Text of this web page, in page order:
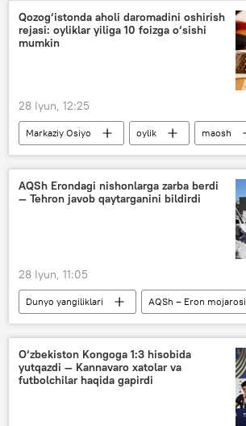
Rossiya Federal xavfsizlik xizmati (FXX)
FXX
Qozog‘istonda aholi daromadini oshirish
rejasi: oyliklar yiliga 10 foizga o‘sishi
mumkin
28 Iyun, 12:25
Markaziy Osiyo oylik
maosh
narx-navo
inflyatsiya kredit
AQSh Erondagi nishonlarga zarba berdi
— Tehron javob qaytarganini bildirdi
28 Iyun, 11:05
Dunyo yangiliklari
AQSh – Eron mojarosi
AQSh
Pentagon
Kuvayt
Bahrayn
O‘zbekiston Kongoga 1:3 hisobida
yutqazdi — Kannavaro xatolar va
futbolchilar haqida gapirdi